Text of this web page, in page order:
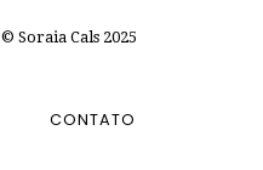
© Soraia Cals 2025
CONTATO